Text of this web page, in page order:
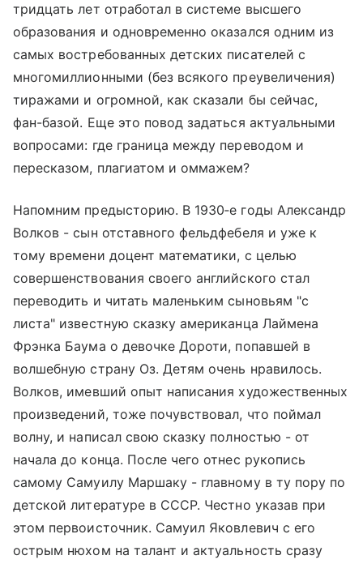
тридцать лет отработал в системе высшего
образования и одновременно оказался одним из
самых востребованных детских писателей с
многомиллионными (без всякого преувеличения)
тиражами и огромной, как сказали бы сейчас,
фан-базой. Еще это повод задаться актуальными
вопросами: где граница между переводом и
пересказом, плагиатом и оммажем?
Напомним предысторию. В 1930‑е годы Александр
Волков - сын отставного фельдфебеля и уже к
тому времени доцент математики, с целью
совершенствования своего английского стал
переводить и читать маленьким сыновьям "с
листа" известную сказку американца Лаймена
Фрэнка Баума о девочке Дороти, попавшей в
волшебную страну Оз. Детям очень нравилось.
Волков, имевший опыт написания художественных
произведений, тоже почувствовал, что поймал
волну, и написал свою сказку полностью - от
начала до конца. После чего отнес рукопись
самому Самуилу Маршаку - главному в ту пору по
детской литературе в СССР. Честно указав при
этом первоисточник. Самуил Яковлевич с его
острым нюхом на талант и актуальность сразу